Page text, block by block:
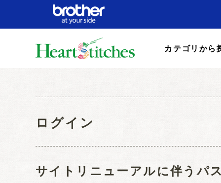
カテゴリから
ログイン
サイトリニューアルに伴うパ